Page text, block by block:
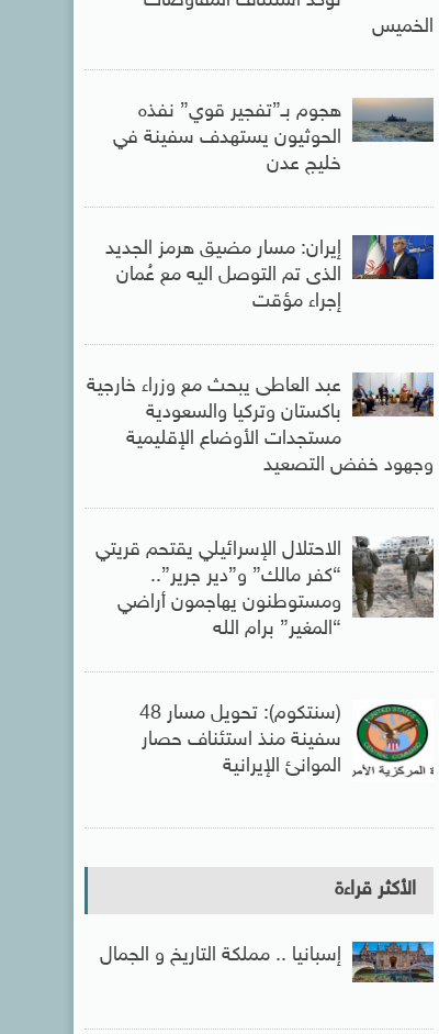
الخميس
هجوم بـ”تفجير قوي” نفذه
الحوثيون يستهدف سفينة في
خليج عدن
إيران: مسار مضيق هرمز الجديد
الذى تم التوصل اليه مع عُمان
إجراء مؤقت
عبد العاطى يبحث مع وزراء خارجية
باكستان وتركيا والسعودية
مستجدات الأوضاع الإقليمية
وجهود خفض التصعيد
الاحتلال الإسرائيلي يقتحم قريتي
“كفر مالك” و”دير جرير”..
ومستوطنون يهاجمون أراضي
“المغير” برام الله
(سنتكوم): تحويل مسار 48
سفينة منذ استئناف حصار
الموانئ الإيرانية
الأكثر قراءة
إسبانيا .. مملكة التاريخ و الجمال